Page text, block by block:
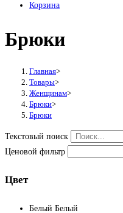
Корзина
Брюки
Главная>
Товары>
Женщинам>
Брюки>
Брюки
Текстовый поиск
Ценовой фильтр
Цвет
Белый Белый